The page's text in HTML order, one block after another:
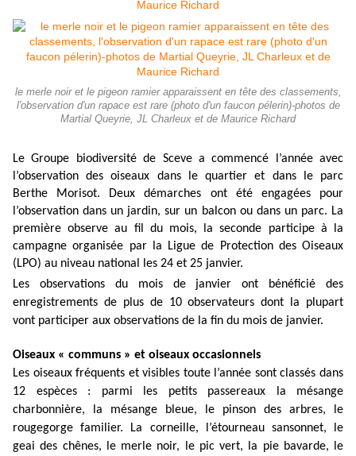
le merle noir et le pigeon ramier apparaissent en tête des classements,
l'observation d'un rapace est rare (photo d'un faucon pélerin)-photos de
Martial Queyrie, JL Charleux et de Maurice Richard
Le Groupe biodiversité de Sceve a commencé l’année avec
l’observation des oiseaux dans le quartier et dans le parc
Berthe Morisot. Deux démarches ont été engagées pour
l’observation dans un jardin, sur un balcon ou dans un parc. La
première observe au fil du mois, la seconde participe à la
campagne organisée par la Ligue de Protection des Oiseaux
(LPO) au niveau national les 24 et 25 janvier.
Les observations du mois de janvier ont bénéficié des
enregistrements de plus de 10 observateurs dont la plupart
vont participer aux observations de la fin du mois de janvier.
Oiseaux « communs » et oiseaux occasionnels
Les oiseaux fréquents et visibles toute l’année sont classés dans
12 espèces : parmi les petits passereaux la mésange
charbonnière, la mésange bleue, le pinson des arbres, le
rougegorge familier. La corneille, l’étourneau sansonnet, le
geai des chênes, le merle noir, le pic vert, la pie bavarde, le